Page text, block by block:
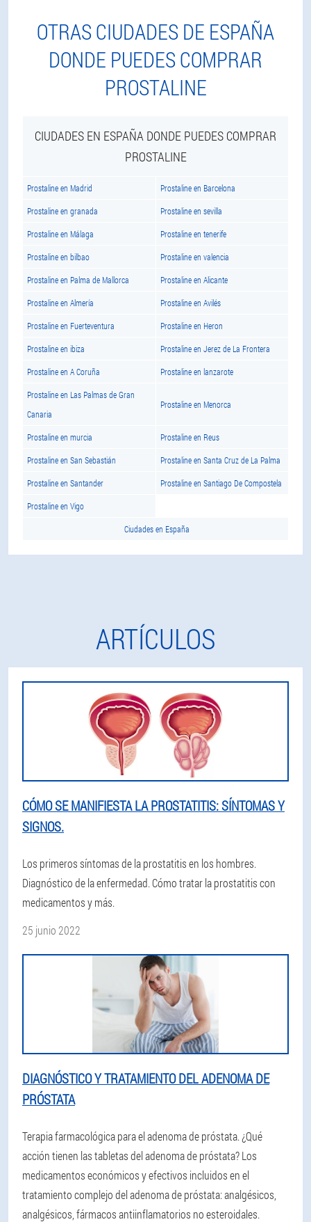
OTRAS CIUDADES DE ESPAÑA
DONDE PUEDES COMPRAR
PROSTALINE
CIUDADES EN ESPAÑA DONDE PUEDES COMPRAR
PROSTALINE
Prostaline en Madrid Prostaline en Barcelona
Prostaline en granada Prostaline en sevilla
Prostaline en Málaga Prostaline en tenerife
Prostaline en bilbao Prostaline en valencia
Prostaline en Palma de Mallorca Prostaline en Alicante
Prostaline en Almería Prostaline en Avilés
Prostaline en Fuerteventura Prostaline en Heron
Prostaline en ibiza Prostaline en Jerez de La Frontera
Prostaline en A Coruña Prostaline en lanzarote
Prostaline en Las Palmas de Gran
Canaria
Prostaline en Menorca
Prostaline en murcia Prostaline en Reus
Prostaline en San Sebastián Prostaline en Santa Cruz de La Palma
Prostaline en Santander Prostaline en Santiago De Compostela
Prostaline en Vigo
Ciudades en España
ARTÍCULOS
CÓMO SE MANIFIESTA LA PROSTATITIS: SÍNTOMAS Y
SIGNOS.
Los primeros síntomas de la prostatitis en los hombres.
Diagnóstico de la enfermedad. Cómo tratar la prostatitis con
medicamentos y más.
25 junio 2022
DIAGNÓSTICO Y TRATAMIENTO DEL ADENOMA DE
PRÓSTATA
Terapia farmacológica para el adenoma de próstata. ¿Qué
acción tienen las tabletas del adenoma de próstata? Los
medicamentos económicos y efectivos incluidos en el
tratamiento complejo del adenoma de próstata: analgésicos,
analgésicos, fármacos antiinflamatorios no esteroidales.